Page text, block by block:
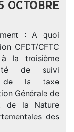
OCTOBRE
: A quoi
CFDT/CFTC
la troisième
de suivi
de la taxe
Générale de
de la Nature
des